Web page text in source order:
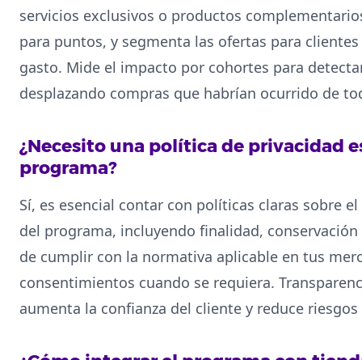
servicios exclusivos o productos
para puntos, y segmenta las ofertas para
gasto. Mide el impacto por cohortes para
desplazando compras que habrían ocurrido de
¿Necesito una política de privacidad
programa?
Sí, es esencial contar con políticas claras sobre
del programa, incluyendo finalidad,
de cumplir con la normativa aplicable en tus
consentimientos cuando se requiera.
aumenta la confianza del cliente y reduce